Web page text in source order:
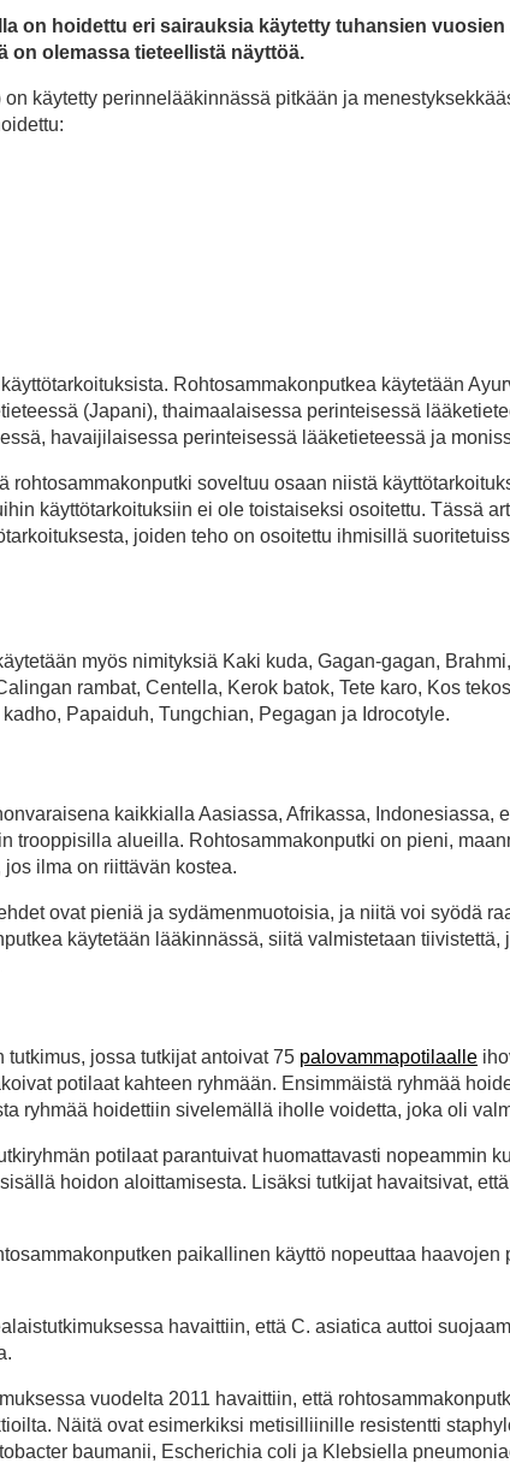
on hoidettu eri sairauksia käytetty tuhansien vuosien
on olemassa tieteellistä näyttöä.
käytetty perinnelääkinnässä pitkään ja
Rohtosammakonputkea käytetään
(Japani), thaimaalaisessa perinteisessä
havaijilaisessa perinteisessä lääketieteessä ja
rohtosammakonputki soveltuu osaan niistä
käyttötarkoituksiin ei ole toistaiseksi osoitettu. Tässä
joiden teho on osoitettu ihmisillä
myös nimityksiä Kaki kuda, Gagan-gagan,
rambat, Centella, Kerok batok, Tete karo, Kos
Papaiduh, Tungchian, Pegagan ja Idrocotyle.
kaikkialla Aasiassa, Afrikassa, Indonesiassa,
trooppisilla alueilla. Rohtosammakonputki on pieni,
ilma on riittävän kostea.
ovat pieniä ja sydämenmuotoisia, ja niitä voi syödä
käytetään lääkinnässä, siitä valmistetaan tiivistettä,
tutkimus, jossa tutkijat antoivat 75 palovammapotilaalle
potilaat kahteen ryhmään. Ensimmäistä ryhmää
ryhmää hoidettiin sivelemällä iholle voidetta, joka oli
potilaat parantuivat huomattavasti nopeammin
hoidon aloittamisesta. Lisäksi tutkijat havaitsivat,
paikallinen käyttö nopeuttaa haavojen
havaittiin, että C. asiatica auttoi
vuodelta 2011 havaittiin, että
Näitä ovat esimerkiksi metisilliinille resistentti
baumanii, Escherichia coli ja Klebsiella